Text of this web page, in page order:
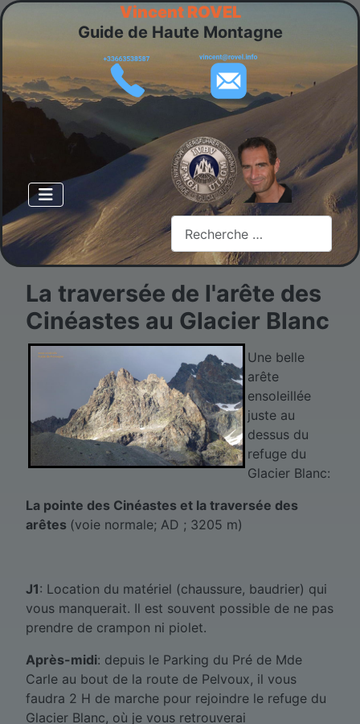
Vincent ROVEL
Guide de Haute Montagne
Rechercher
La traversée de l'arête des
Cinéastes au Glacier Blanc
Une belle
arête
ensoleillée
juste au
dessus du
refuge du
Glacier Blanc:
La pointe des Cinéastes et la traversée des
arêtes (voie normale; AD ; 3205 m)
J1: Location du matériel (chaussure, baudrier) qui
vous manquerait. Il est souvent possible de ne pas
prendre de crampon ni piolet.
Après-midi: depuis le Parking du Pré de Mde
Carle au bout de la route de Pelvoux, il vous
faudra 2 H de marche pour rejoindre le refuge du
Glacier Blanc, où je vous retrouverai